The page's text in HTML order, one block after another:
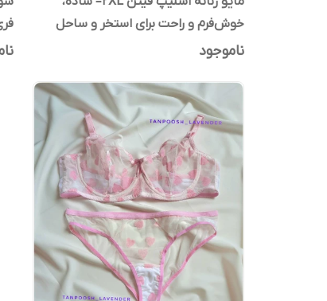
خوش‌فرم و راحت برای استخر و ساحل
ناموجود